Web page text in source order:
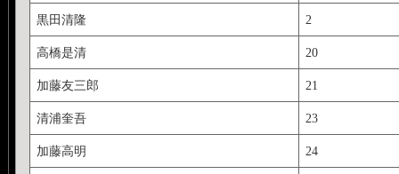
黒田清隆 2
高橋是清 20
加藤友三郎 21
清浦奎吾 23
加藤高明 24